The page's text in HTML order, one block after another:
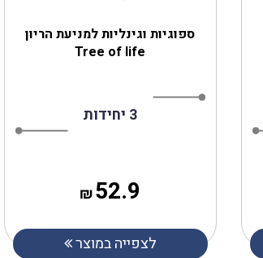
ספוגיות וגינליות למניעת הריון
Tree of life
3 יחידות
52.9
₪
לצפייה במוצר